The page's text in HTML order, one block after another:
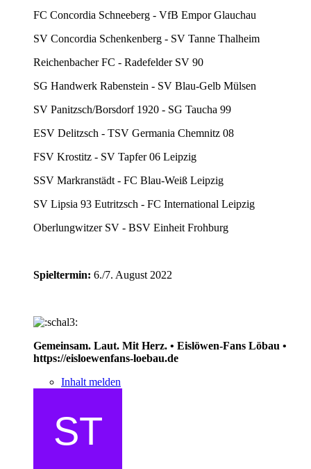
FC Concordia Schneeberg - VfB Empor Glauchau
SV Concordia Schenkenberg - SV Tanne Thalheim
Reichenbacher FC - Radefelder SV 90
SG Handwerk Rabenstein - SV Blau-Gelb Mülsen
SV Panitzsch/Borsdorf 1920 - SG Taucha 99
ESV Delitzsch - TSV Germania Chemnitz 08
FSV Krostitz - SV Tapfer 06 Leipzig
SSV Markranstädt - FC Blau-Weiß Leipzig
SV Lipsia 93 Eutritzsch - FC International Leipzig
Oberlungwitzer SV - BSV Einheit Frohburg
Spieltermin: 6./7. August 2022
Gemeinsam. Laut. Mit Herz. • Eislöwen-Fans Löbau •
https://eisloewenfans-loebau.de
Inhalt melden